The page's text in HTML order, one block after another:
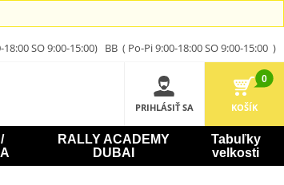
SO 9:00-15:00) BB ( Po-Pi 9:00-18:00 SO 9:00-15:00 )
PRIHLÁSIŤ SA
0
KOŠÍK
RALLY ACADEMY
DUBAI
Tabuľky
velkosti